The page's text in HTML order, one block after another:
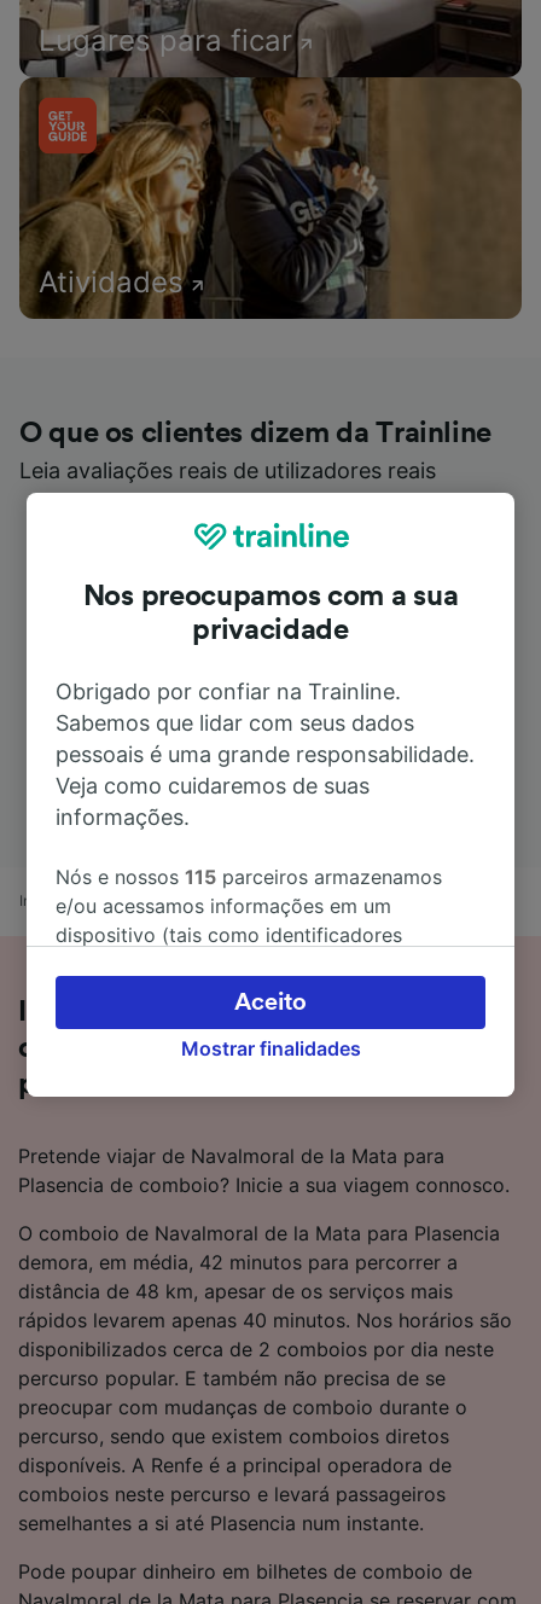
Lugares para ficar
Atividades
O que os clientes dizem da Trainline
Leia avaliações reais de utilizadores reais
Início Horários de comboio Navalmoral de la Mata a Plasencia
Informações sobre a viagem de
comboio de Navalmoral de la Mata
para Plasencia
Pretende viajar de Navalmoral de la Mata para
Plasencia de comboio? Inicie a sua viagem connosco.
O comboio de Navalmoral de la Mata para Plasencia
demora, em média, 42 minutos para percorrer a
distância de 48 km, apesar de os serviços mais
rápidos levarem apenas 40 minutos. Nos horários são
disponibilizados cerca de 2 comboios por dia neste
percurso popular. E também não precisa de se
preocupar com mudanças de comboio durante o
percurso, sendo que existem comboios diretos
disponíveis. A Renfe é a principal operadora de
comboios neste percurso e levará passageiros
semelhantes a si até Plasencia num instante.
Pode poupar dinheiro em bilhetes de comboio de
Nos preocupamos com a sua
privacidade
Obrigado por confiar na Trainline.
Sabemos que lidar com seus dados
pessoais é uma grande responsabilidade.
Veja como cuidaremos de suas
informações.
Nós e nossos115 parceiros armazenamos
e/ou acessamos informações em um
dispositivo (tais como identificadores
pessoais. Você pode aceitar ou gerenciar as
suas escolhas (incluindo o seu direito se opor
à aplicação do interesse legítimo) clicando
afetarão os dados de navegação. Seus dados
não serão utilizados para fins de rastreamento
se você tiver pedido para não ser rastreado.
Nós e nossos parceiros processamos os
dados para fornecer:
Usar dados exatos de geolocalização.
Verificar ativamente as características do
dispositivo para identificação. Armazenar e/ou
acessar informações em um dispositivo.
Publicidade e conteúdo personalizados,
medição de publicidade e conteúdo, pesquisa
de público e desenvolvimento de serviços..
Lista de parceiros (fornecedores)
Mostrar finalidades
Aceito